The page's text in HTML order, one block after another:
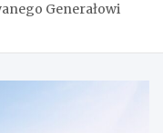
Generałowi